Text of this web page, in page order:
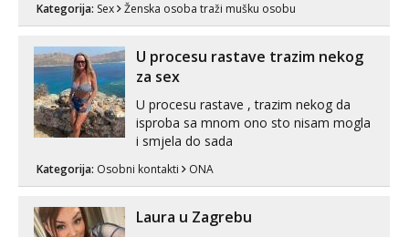
puta dnevno bilo kad i bilo gdje zato se
link ispod i nadji me tamo, cekam te!
Kategorija: Sex Ženska osoba traži mušku osobu
U procesu rastave trazim nekog
za sex
U procesu rastave , trazim nekog da
isproba sa mnom ono sto nisam mogla
i smjela do sada
Kategorija: Osobni kontakti ONA
Laura u Zagrebu